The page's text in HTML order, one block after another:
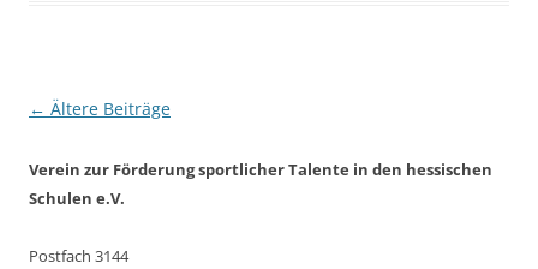
Beitragsnavigation
← Ältere Beiträge
Verein zur Förderung sportlicher Talente in den hessischen
Schulen e.V.
Postfach 3144